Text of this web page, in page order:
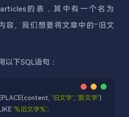
的表，其中有一个名为
容。我们想要将文章中的“旧文
以下SQL语句：
'旧文字' , '新文字'
'%旧文字%'